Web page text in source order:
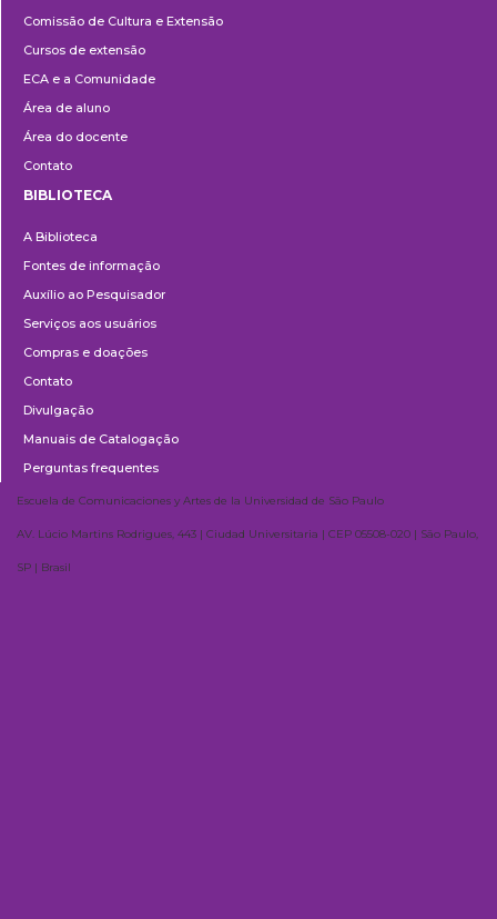
e
Extensão
Comissão de Cultura e Extensão
Cursos de extensão
ECA e a Comunidade
Área de aluno
Área do docente
Contato
BIBLIOTECA
A Biblioteca
Fontes de informação
Auxílio ao Pesquisador
Serviços aos usuários
Compras e doações
Contato
Divulgação
Manuais de Catalogação
Perguntas frequentes
Escuela de Comunicaciones y Artes de la Universidad de São Paulo
AV. Lúcio Martins Rodrigues, 443 | Ciudad Universitaria | CEP 05508-020 | São Paulo,
SP | Brasil